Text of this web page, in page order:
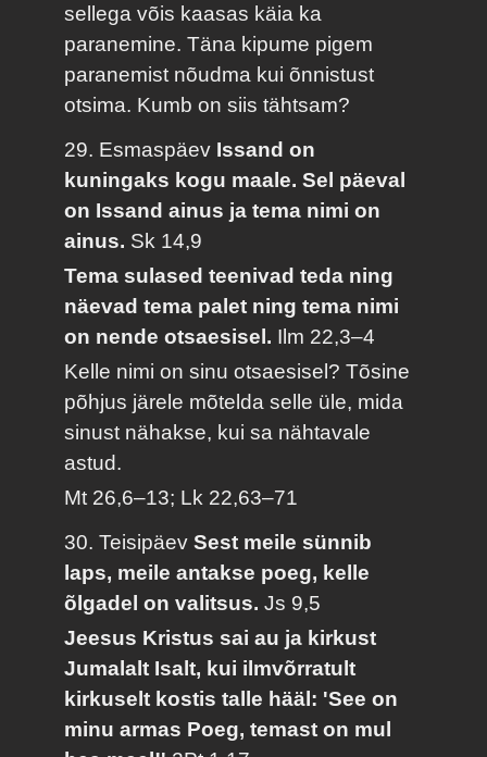
sellega võis kaasas käia ka
paranemine. Täna kipume pigem
paranemist nõudma kui õnnistust
otsima. Kumb on siis tähtsam?
29. Esmaspäev Issand on
kuningaks kogu maale. Sel päeval
on Issand ainus ja tema nimi on
ainus. Sk 14,9
Tema sulased teenivad teda ning
näevad tema palet ning tema nimi
on nende otsaesisel. Ilm 22,3–4
Kelle nimi on sinu otsaesisel? Tõsine
põhjus järele mõtelda selle üle, mida
sinust nähakse, kui sa nähtavale
astud.
Mt 26,6–13; Lk 22,63–71
30. TeisipäevSest meile sünnib
laps, meile antakse poeg, kelle
õlgadel on valitsus.Js 9,5
Jeesus Kristus sai au ja kirkust
Jumalalt Isalt, kui ilmvõrratult
kirkuselt kostis talle hääl: 'See on
minu armas Poeg, temast on mul